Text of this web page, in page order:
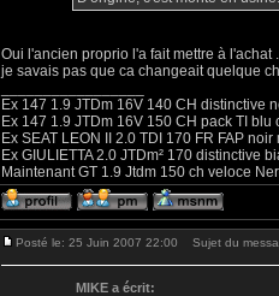
Oui l'ancien proprio l'a fait mettre à l'achat
je savais pas que ca changeait quelque
Ex 147 1.9 JTDm 16V 140 CH distinctive
Ex 147 1.9 JTDm 16V 150 CH pack TI blu
Ex SEAT LEON II 2.0 TDI 170 FR FAP noir
Ex GIULIETTA 2.0 JTDm² 170 distinctive
Maintenant GT 1.9 Jtdm 150 ch veloce
Posté le: 25 Juin 2007 22:00 Sujet du
MIKE a écrit: